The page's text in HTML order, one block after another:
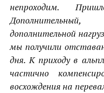
непроходим.
дополнительной
мы получили
дня. К приходу в
частично
восхождения на